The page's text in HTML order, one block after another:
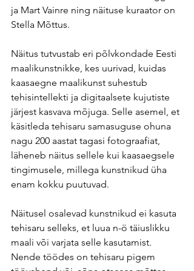
ja Mart Vainre ning näituse kuraator on
Stella Mõttus.
Näitus tutvustab eri põlvkondade Eesti
maalikunstnikke, kes uurivad, kuidas
kaasaegne maalikunst suhestub
tehisintellekti ja digitaalsete kujutiste
järjest kasvava mõjuga. Selle asemel, et
käsitleda tehisaru samasuguse ohuna
nagu 200 aastat tagasi fotograafiat,
läheneb näitus sellele kui kaasaegsele
tingimusele, millega kunstnikud üha
enam kokku puutuvad.
Näitusel osalevad kunstnikud ei kasuta
tehisaru selleks, et luua n-ö täiuslikku
maali või varjata selle kasutamist.
Nende töödes on tehisaru pigem